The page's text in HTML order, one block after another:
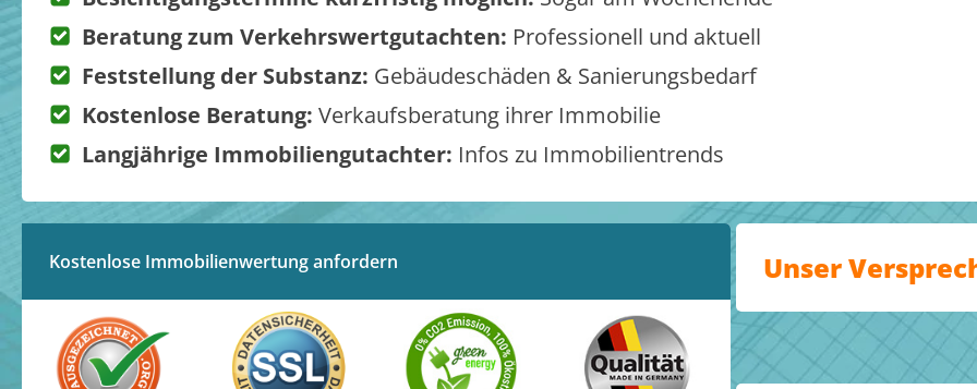
Beratung zum Verkehrswertgutachten: Professionell und aktuell
Feststellung der Substanz: Gebäudeschäden & Sanierungsbedarf
Kostenlose Beratung: Verkaufsberatung ihrer Immobilie
Langjährige Immobiliengutachter: Infos zu Immobilientrends
Kostenlose Immobilienwertung anfordern Unser